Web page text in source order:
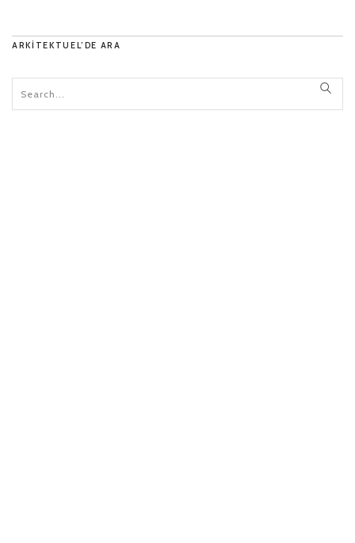
ARKITEKTUEL’DE ARA